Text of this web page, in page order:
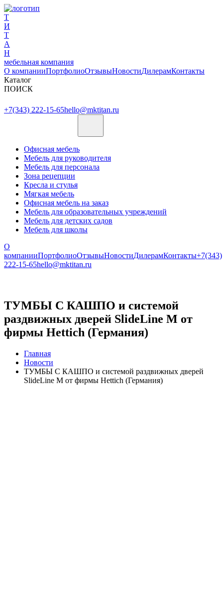
Т
И
Т
А
Н
мебельная компания
О компанииПортфолиоОтзывыНовостиДилерамКонтакты
Каталог
ПОИСК
+7(343) 222-15-65hello@mktitan.ru
Офисная мебель
Мебель для руководителя
Мебель для персонала
Зона рецепции
Кресла и стулья
Мягкая мебель
Офисная мебель на заказ
Мебель для образовательных учреждений
Мебель для детских садов
Мебель для школы
О
компанииПортфолиоОтзывыНовостиДилерамКонтакты+7(343)
222-15-65hello@mktitan.ru
ТУМБЫ С КАШПО и системой
раздвижных дверей SlideLine M от
фирмы Hettich (Германия)
Главная
Новости
ТУМБЫ С КАШПО и системой раздвижных дверей
SlideLine M от фирмы Hettich (Германия)